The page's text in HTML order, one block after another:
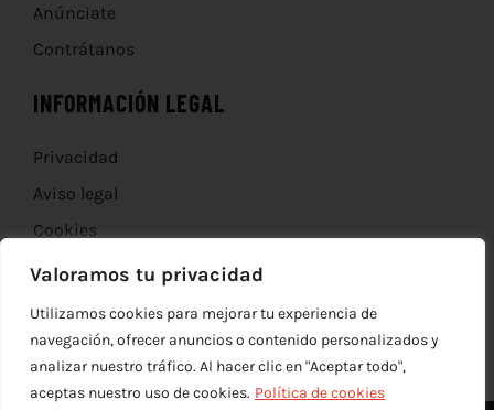
Valoramos tu privacidad
Utilizamos cookies para mejorar tu experiencia de
navegación, ofrecer anuncios o contenido personalizados y
analizar nuestro tráfico. Al hacer clic en "Aceptar todo",
aceptas nuestro uso de cookies. Política de cookies
Anúnciate
Contrátanos
INFORMACIÓN LEGAL
Privacidad
Aviso legal
Cookies
Devoluciones